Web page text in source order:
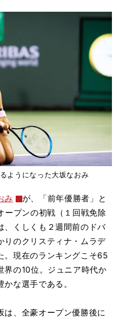
ようになった大坂なおみ
み
が、「前年優勝者」と
ープンの初戦（１回戦免除
、くしくも２週間前のドバ
りのクリスティナ・ムラデ
。現在のランキングこそ65
界の10位。ジュニア時代か
な選手である。
、全豪オープン優勝後に